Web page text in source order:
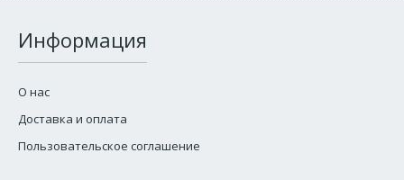
Информация
О нас
Доставка и оплата
Пользовательское соглашение